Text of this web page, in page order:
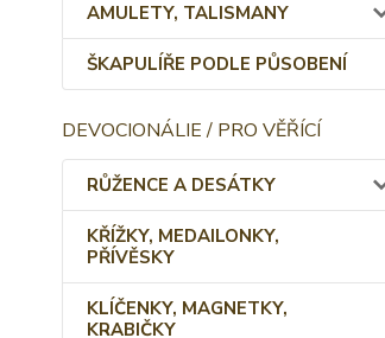
AMULETY, TALISMANY
ŠKAPULÍŘE PODLE PŮSOBENÍ
DEVOCIONÁLIE / PRO VĚŘÍCÍ
RŮŽENCE A DESÁTKY
KŘÍŽKY, MEDAILONKY,
PŘÍVĚSKY
KLÍČENKY, MAGNETKY,
KRABIČKY